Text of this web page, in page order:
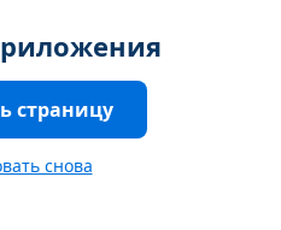
страницу
снова